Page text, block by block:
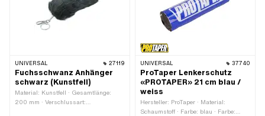
UNIVERSAL 27119
Fuchsschwanz Anhänger
schwarz (Kunstfell)
Material: Kunstfell · Gesamtlänge:
200 mm · Verschlussart:
UNIVERSAL 37740
ProTaper Lenkerschutz
«PROTAPER» 21 cm blau /
weiss
Hersteller: ProTaper · Material:
Schaumstoff · Farbe: blau · Farbe: